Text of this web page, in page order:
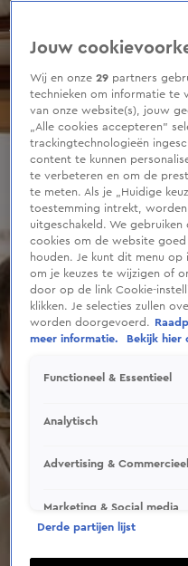
seconds
of
seconds
Jouw
Wij en onze29 partners
technieken om informatie te
van onze website(s), jouw
„Alle cookies accepteren”
trackingtechnologieën
content te kunnen
te verbeteren en om de
te meten. Als je „Huidige
toestemming intrekt,
uitgeschakeld. We
cookies om de website
houden. Je kunt dit menu
om je keuzes te wijzigen of
door op de link Cookie-
klikken. Je selecties zullen
worden doorgevoerd.
meer informatie.
Bekijk hier
Functioneel & Essentieel
Analytisch
Advertising & Commercieel
Marketing & Social media
Derde partijen lijst